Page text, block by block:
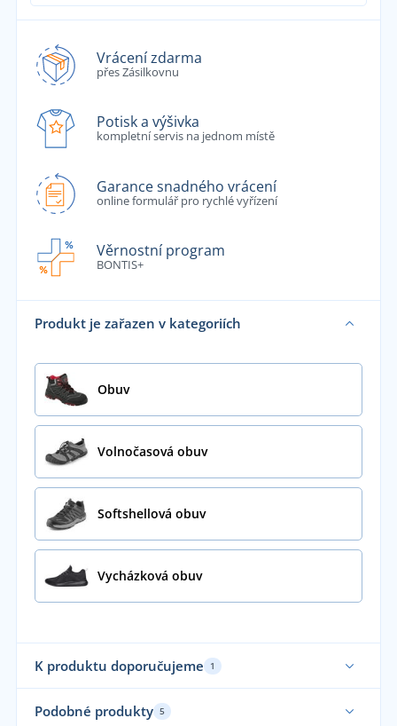
Vrácení zdarma
přes Zásilkovnu
Potisk a výšivka
kompletní servis na jednom místě
Garance snadného vrácení
online formulář pro rychlé vyřízení
Věrnostní program
BONTIS+
Produkt je zařazen v kategoriích
Obuv
Volnočasová obuv
Softshellová obuv
Vycházková obuv
K produktu doporučujeme 1
Podobné produkty 5